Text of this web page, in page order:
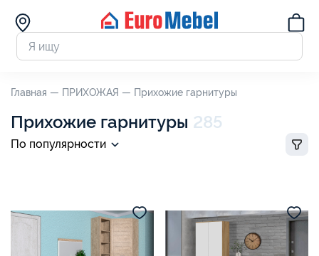
Главная — ПРИХОЖАЯ — Прихожие гарнитуры
Прихожие гарнитуры 285
По популярности